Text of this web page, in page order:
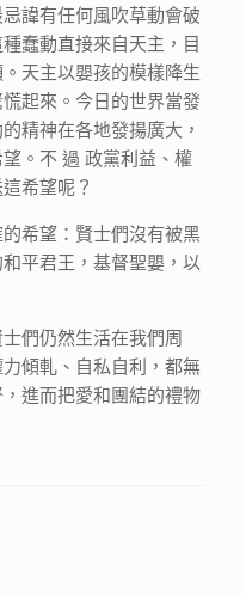
諱有任何風吹草動會破
蠢動直接來自天主，目
天主以嬰孩的模樣降生
起來。今日的世界當發
精神在各地發揚廣大，
。不 過 政黨利益、權
希望呢？
希望：賢士們沒有被黑
平君王，基督聖嬰，以
們仍然生活在我們周
傾軋、自私自利，都無
進而把愛和團結的禮物